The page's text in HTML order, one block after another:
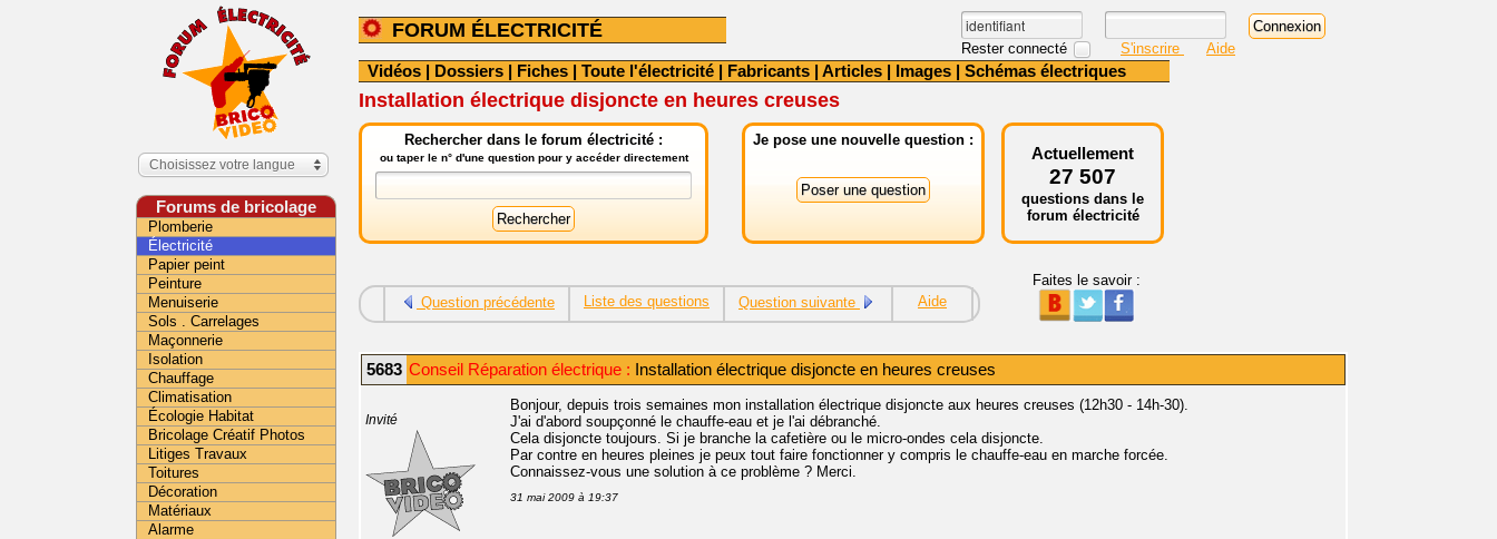
FORUM ÉLECTRICITÉ
Rester connecté S'inscrire Aide
Vidéos | Dossiers | Fiches | Toute l'électricité | Fabricants | Articles | Images | Schémas électriques
Installation électrique disjoncte en heures creuses
Rechercher dans le forum électricité :
ou taper le n° d'une question pour y accéder directement
Je pose une nouvelle question :
Actuellement
27 507
questions dans le
forum électricité
Question précédente Liste des questions Question suivante Aide
Faites le savoir :
5683 Conseil Réparation électrique : Installation électrique disjoncte en heures creuses
Invité
Bonjour, depuis trois semaines mon installation électrique disjoncte aux heures creuses (12h30 - 14h-30).
J'ai d'abord soupçonné le chauffe-eau et je l'ai débranché.
Cela disjoncte toujours. Si je branche la cafetière ou le micro-ondes cela disjoncte.
Par contre en heures pleines je peux tout faire fonctionner y compris le chauffe-eau en marche forcée.
Connaissez-vous une solution à ce problème ? Merci.
31 mai 2009 à 19:37
Choisissez votre langue
Forums de bricolage
Plomberie
Électricité
Papier peint
Peinture
Menuiserie
Sols . Carrelages
Maçonnerie
Isolation
Chauffage
Climatisation
Écologie Habitat
Bricolage Créatif Photos
Litiges Travaux
Toitures
Décoration
Matériaux
Alarme